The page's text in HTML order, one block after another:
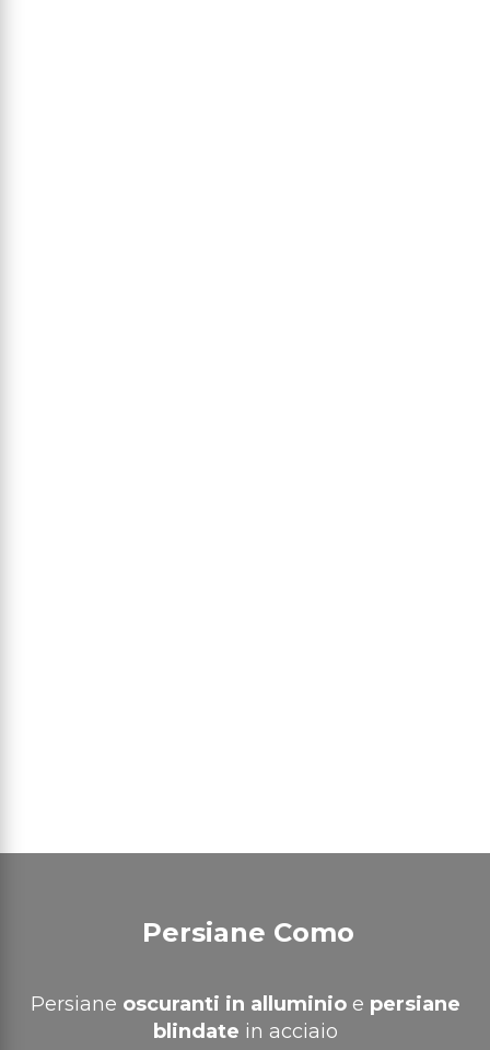
Persiane Como
Persiane oscuranti in alluminioe persiane
blindate in acciaio